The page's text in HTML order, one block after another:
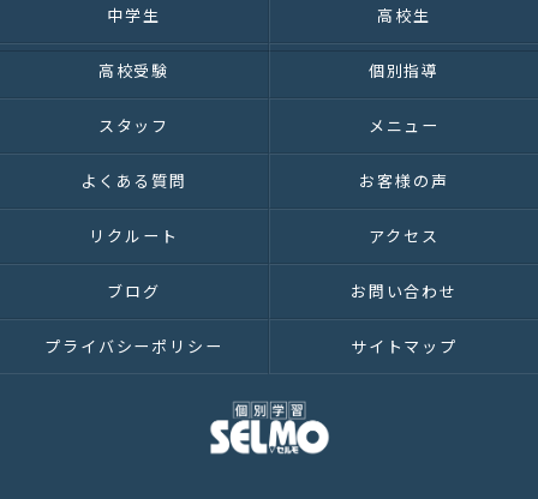
中学生 高校生
高校受験 個別指導
スタッフ メニュー
よくある質問 お客様の声
リクルート アクセス
ブログ お問い合わせ
プライバシーポリシー サイトマップ